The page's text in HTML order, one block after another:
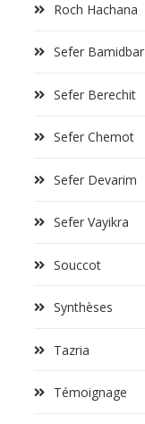
Roch Hachana
Sefer Bamidbar
Sefer Berechit
Sefer Chemot
Sefer Devarim
Sefer Vayikra
Souccot
Synthèses
Tazria
Témoignage